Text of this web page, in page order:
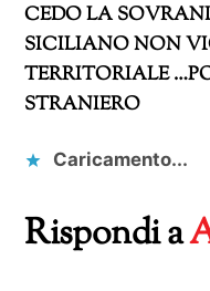
CEDO LA
SICILIANO NON
TERRITORIALE
STRANIERO
Caricamento...
Rispondi a